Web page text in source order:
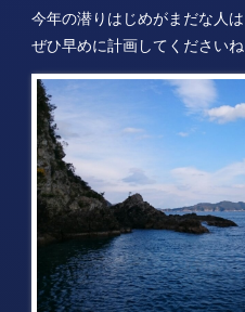
今年の潜りはじめがまだな人は
ぜひ早めに計画してくださいね